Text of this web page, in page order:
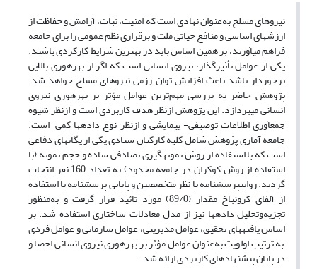
نیروهای مسلح به‌عنوان نهادی است که امنیت، ثبات، آرامش و حفاظت از
ارزشهای اساسی و منافع حیاتی ملت و برقراری نظم عمومی را برای جامعه
فراهم می­آورند، بر همین اساس باید در بهترین شرایط کارکردی باشند.
یکی از عوامل تأثیرگذار، نیروی انسانی است که اگر از بهره­وری بالایی
برخوردار باشد باعث افزایش توان رزمی نیروهای مسلح خواهد شد.
پژوهش حاضر به بررسی مهم‌ترین عوامل مؤثر بر بهره­وری نیروی
انسانی می­پردازد. این پژوهش ازنظر هدف کاربردی است و ازنظر شیوه
جمع­آوری اطلاعات توصیفی- پیمایشی و ازنظر نوع داده­ها کمی است.
جامعه آماری پژوهش شامل کلیه کارکنان ستادی یکی از یگانهای دفاعی
است که با استفاده از روش نمونه­گیری تصادفی ساده و حجم نمونه (با
استفاده از روش کوکران در جامعه محدود) به تعداد 160 نفر انتخاب
گردید. رواییپرسشنامه با نظر متخصصین و پایایی پرسشنامه با استفاده
از آلفای کرونباخ مقدار (89/0) مورد تائید قرار گرفت و به‌منظور
تجزیه‌وتحلیل دادهها نیز از مدل معادلات ساختاری استفاده شد. بر
اساس یافته­های تحقیق، عوامل مدیریتی، عوامل سازمانی و عوامل فردی
به ترتیب اولویت به‌عنوان عوامل مؤثر بر بهره­وری نیروی انسانی احصا و
در پایان پیشنهادهای کاربردی ارائه شد.